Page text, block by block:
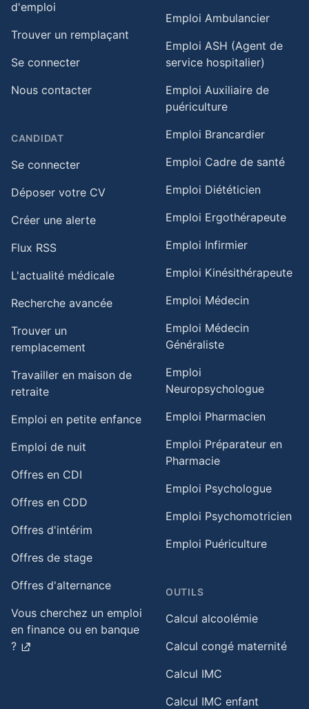
d'emploi
Trouver un remplaçant
Se connecter
Nous contacter
CANDIDAT
Se connecter
Déposer votre CV
Créer une alerte
Flux RSS
L'actualité médicale
Recherche avancée
Trouver un
remplacement
Travailler en maison de
retraite​
Emploi en petite enfance​
Emploi de nuit​
Offres en CDI
Offres en CDD
Offres d'intérim
Offres de stage
Offres d'alternance
Vous cherchez un emploi
en finance ou en banque
?
Emploi Ambulancier
Emploi ASH (Agent de
service hospitalier)
Emploi Auxiliaire de
puériculture
Emploi Brancardier
Emploi Cadre de santé
Emploi Diététicien
Emploi Ergothérapeute
Emploi Infirmier
Emploi Kinésithérapeute
Emploi Médecin
Emploi Médecin
Généraliste
Emploi
Neuropsychologue
Emploi Pharmacien
Emploi Préparateur en
Pharmacie
Emploi Psychologue
Emploi Psychomotricien
Emploi Puériculture
OUTILS
Calcul alcoolémie
Calcul congé maternité
Calcul IMC
Calcul IMC enfant